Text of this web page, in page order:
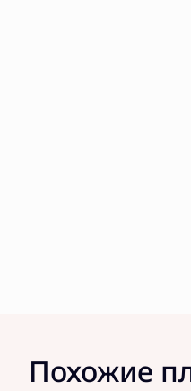
Похожие